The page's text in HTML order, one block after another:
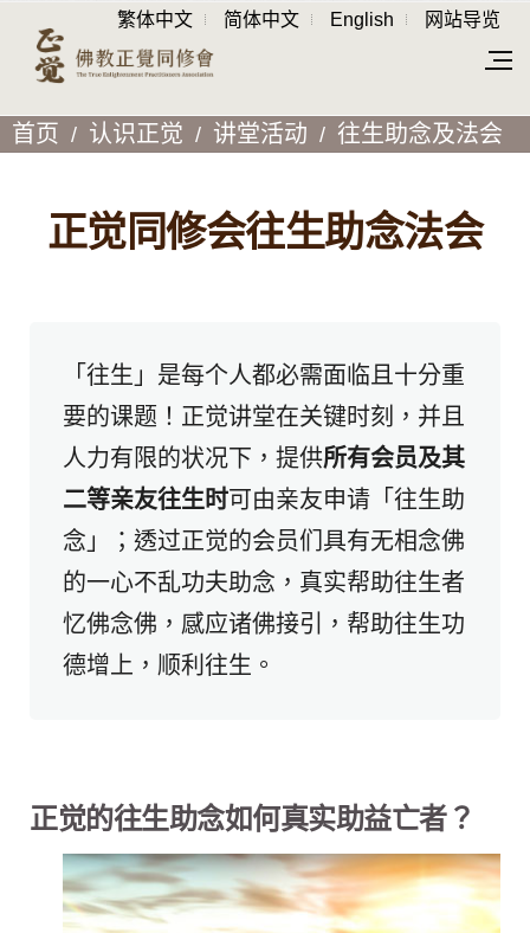
繁体中文 简体中文 English 网站导览
首页 认识正觉 讲堂活动 往生助念及法会
正觉同修会往生助念法会
「往生​​」是每个人都必需面临且十分重
要的课题！正觉讲堂在关键时刻，并且
人力有限的状况下，提供所有会员及其
二等亲友往生时可由亲友申请「往生助
念」；透过正觉的会员们具有无相念佛
的一心不乱功夫助念，真实帮助往生者
忆佛念佛，感应诸佛接引，帮助往生功
德增上，顺利往生。
正觉的往生助念如何真实助益亡者？